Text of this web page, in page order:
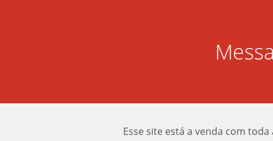
Esse site está a venda com